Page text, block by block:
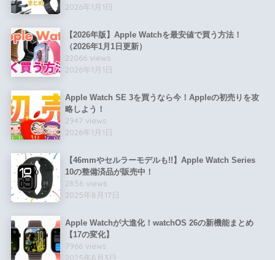
2026年1月1日
【2026年版】Apple Watchを最安値で買う方法！
（2026年1月1日更新）
22066 views
2026年1月1日
Apple Watch SE 3を買うなら今！Appleの初売りを攻
略しよう！
2947 views
2026年1月1日
【46mmやセルラーモデルも!!】Apple Watch Series
10の整備済品が販売中！
2856 views
2025年8月17日
Apple Watchが大進化！watchOS 26の新機能まとめ
【17の変化】
7966 views
2025年8月3日